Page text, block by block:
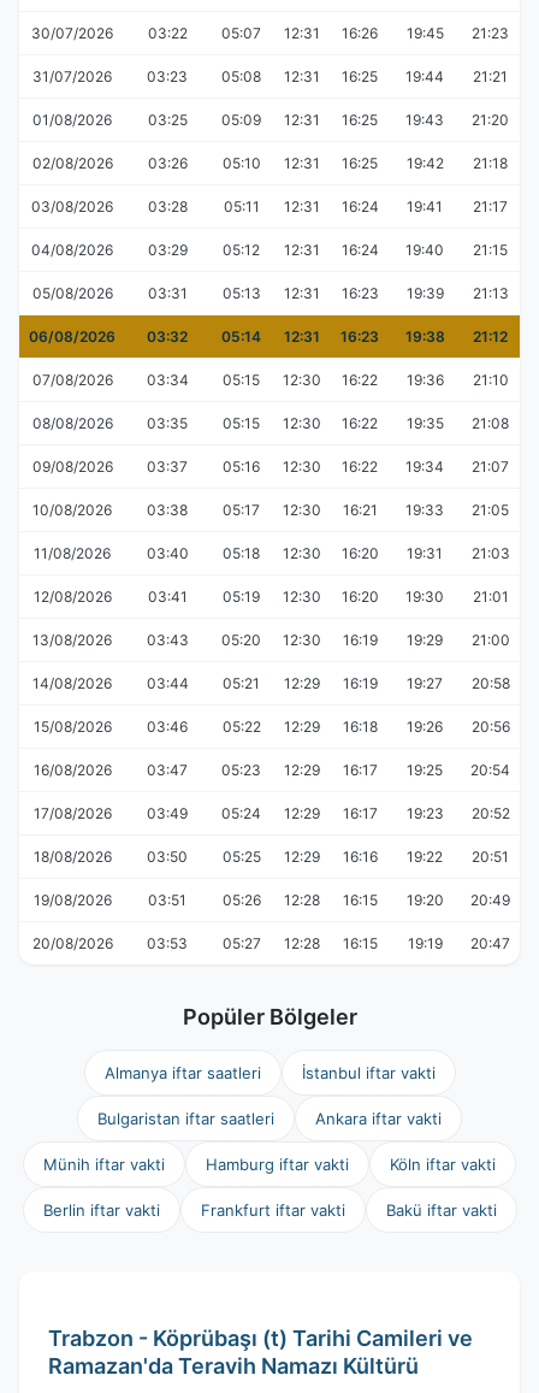
30/07/2026 03:22 05:07 12:31 16:26 19:45 21:23
31/07/2026 03:23 05:08 12:31 16:25 19:44 21:21
01/08/2026 03:25 05:09 12:31 16:25 19:43 21:20
02/08/2026 03:26 05:10 12:31 16:25 19:42 21:18
03/08/2026 03:28 05:11 12:31 16:24 19:41 21:17
04/08/2026 03:29 05:12 12:31 16:24 19:40 21:15
05/08/2026 03:31 05:13 12:31 16:23 19:39 21:13
06/08/2026 03:32 05:14 12:31 16:23 19:38 21:12
07/08/2026 03:34 05:15 12:30 16:22 19:36 21:10
08/08/2026 03:35 05:15 12:30 16:22 19:35 21:08
09/08/2026 03:37 05:16 12:30 16:22 19:34 21:07
10/08/2026 03:38 05:17 12:30 16:21 19:33 21:05
11/08/2026 03:40 05:18 12:30 16:20 19:31 21:03
12/08/2026 03:41 05:19 12:30 16:20 19:30 21:01
13/08/2026 03:43 05:20 12:30 16:19 19:29 21:00
14/08/2026 03:44 05:21 12:29 16:19 19:27 20:58
15/08/2026 03:46 05:22 12:29 16:18 19:26 20:56
16/08/2026 03:47 05:23 12:29 16:17 19:25 20:54
17/08/2026 03:49 05:24 12:29 16:17 19:23 20:52
18/08/2026 03:50 05:25 12:29 16:16 19:22 20:51
19/08/2026 03:51 05:26 12:28 16:15 19:20 20:49
20/08/2026 03:53 05:27 12:28 16:15 19:19 20:47
Popüler Bölgeler
Almanya iftar saatleri İstanbul iftar vakti
Bulgaristan iftar saatleri Ankara iftar vakti
Münih iftar vakti Hamburg iftar vakti Köln iftar vakti
Berlin iftar vakti Frankfurt iftar vakti Bakü iftar vakti
Trabzon - Köprübaşı (t) Tarihi Camileri ve
Ramazan'da Teravih Namazı Kültürü